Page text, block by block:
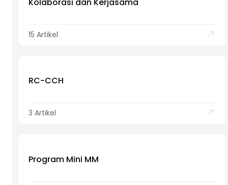
15 Artikel
RC-CCH
3 Artikel
Program Mini MM